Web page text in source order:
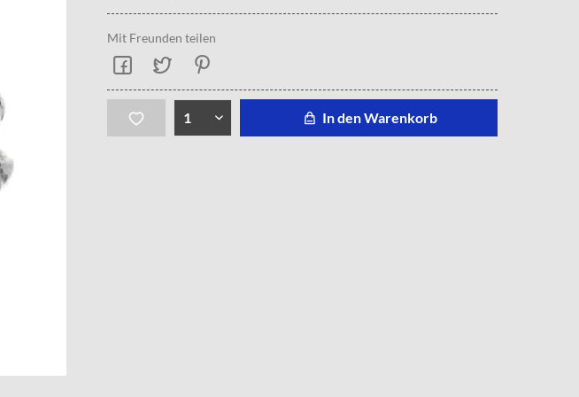
Mit Freunden teilen
In den Warenkorb